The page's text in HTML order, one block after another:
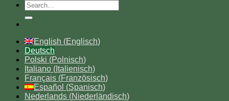
English (Englisch)
Deutsch
Polski (Polnisch)
Italiano ( Italienisch)
Français (Französisch)
Español (Spanisch)
Nederlands (Niederländisch)